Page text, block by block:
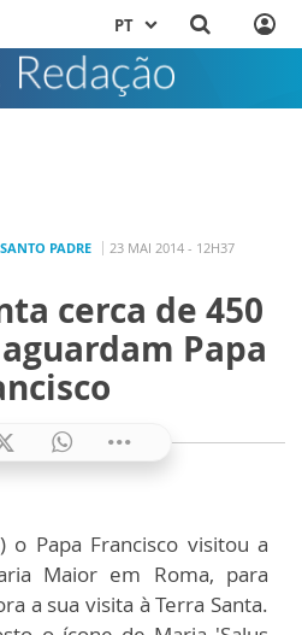
PT
SANTO PADRE 23 MAI 2014 - 12H37
cerca de 450
Papa
o Papa Francisco visitou a
Maior em Roma, para
a sua visita à Terra Santa.